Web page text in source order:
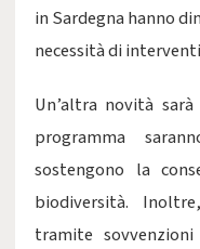
in Sardegna hanno
necessità di
Un’altra novità
programma
sostengono la
biodiversità.
tramite